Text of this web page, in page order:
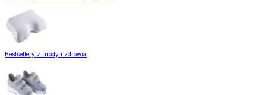
Bestsellery z urody i zdrowia